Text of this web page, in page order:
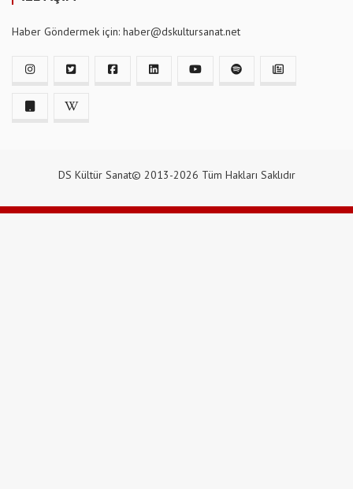
Haber Göndermek için: haber@dskultursanat.net
DS Kültür Sanat© 2013-2026 Tüm Hakları Saklıdır